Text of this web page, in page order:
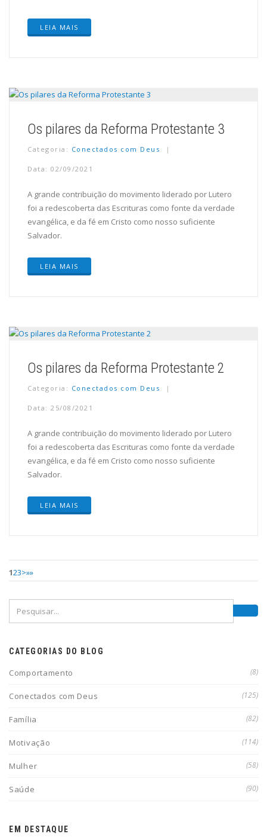
LEIA MAIS
Os pilares da Reforma Protestante 3
Categoria: Conectados com Deus
Data: 02/09/2021
A grande contribuição do movimento liderado por Lutero
foi a redescoberta das Escrituras como fonte da verdade
evangélica, e da fé em Cristo como nosso suficiente
Salvador.
LEIA MAIS
Os pilares da Reforma Protestante 2
Categoria: Conectados com Deus
Data: 25/08/2021
A grande contribuição do movimento liderado por Lutero
foi a redescoberta das Escrituras como fonte da verdade
evangélica, e da fé em Cristo como nosso suficiente
Salvador.
LEIA MAIS
123>»»
CATEGORIAS DO BLOG
Comportamento (8)
Conectados com Deus (125)
Família (82)
Motivação (114)
Mulher (58)
Saúde (90)
EM DESTAQUE